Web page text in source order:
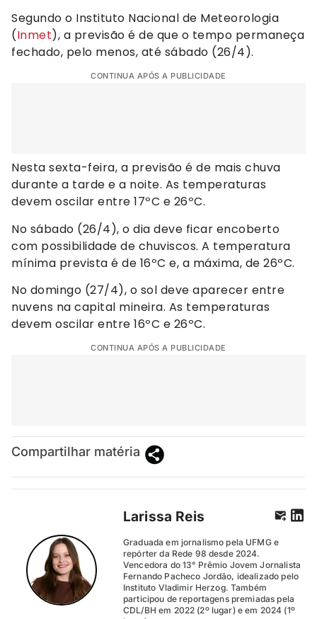
Segundo o Instituto Nacional de Meteorologia
(Inmet), a previsão é de que o tempo permaneça
fechado, pelo menos, até sábado (26/4).
CONTINUA APÓS A PUBLICIDADE
Nesta sexta-feira, a previsão é de mais chuva
durante a tarde e a noite. As temperaturas
devem oscilar entre 17ºC e 26ºC.
No sábado (26/4), o dia deve ficar encoberto
com possibilidade de chuviscos. A temperatura
mínima prevista é de 16ºC e, a máxima, de 26ºC.
No domingo (27/4), o sol deve aparecer entre
nuvens na capital mineira. As temperaturas
devem oscilar entre 16ºC e 26ºC.
CONTINUA APÓS A PUBLICIDADE
Compartilhar matéria
Larissa Reis
Graduada em jornalismo pela UFMG e
repórter da Rede 98 desde 2024.
Vencedora do 13° Prêmio Jovem Jornalista
Fernando Pacheco Jordão, idealizado pelo
Instituto Vladimir Herzog. Também
participou de reportagens premiadas pela
CDL/BH em 2022 (2º lugar) e em 2024 (1º